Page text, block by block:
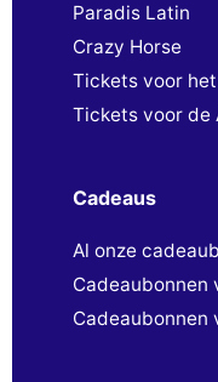
Paradis Latin
Crazy Horse
Tickets voor
Tickets voor de
Cadeaus
Al onze
Cadeaubonnen
Cadeaubonnen